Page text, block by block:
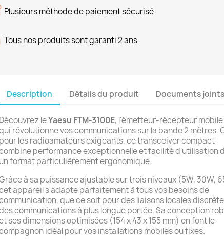
Plusieurs méthode de paiement sécurisé
Tous nos produits sont garanti 2 ans
Description Détails du produit Documents joints
Découvrez leYaesu FTM-3100E, l'émetteur-récepteur mobile
révolutionne vos communications sur la bande 2 mètres.
pour les radioamateurs exigeants, ce transceiver compact
performance exceptionnelle et facilité d'utilisation
un format particulièrement ergonomique.
à sa puissance ajustable sur trois niveaux (5W, 30W,
appareil s'adapte parfaitement à tous vos besoins de
que ce soit pour des liaisons locales
communications à plus longue portée. Sa conception
ses dimensions optimisées (154 x 43 x 155 mm) en font le
idéal pour vos installations mobiles ou fixes.